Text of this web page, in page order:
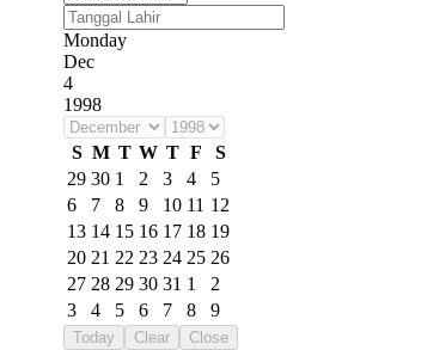
Monday
Dec
4
1998
S M T W T F
S
29 30 1 2 3 4
5
6
7 8 9 10 11 12
13 14 15 16 17 18 19
20 21 22 23 24 25 26
27 28 29 30 31 1
2
3
4 5 6 7 8 9
Today Clear Close